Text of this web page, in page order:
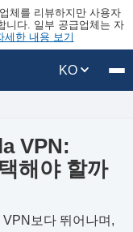
체를 리뷰하지만 사용자
니다. 일부 공급업체는 자
세한 내용 보기
KO
VPN:
해야 할까
보다 뛰어나며,